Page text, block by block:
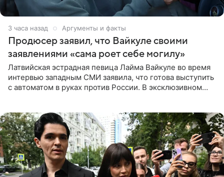
3 часа назад Аргументы и факты
Продюсер заявил, что Вайкуле своими
заявлениями «сама роет себе могилу»
Латвийская эстрадная певица Лайма Вайкуле во время
интервью западным СМИ заявила, что готова выступить
с автоматом в руках против России. В эксклюзивном